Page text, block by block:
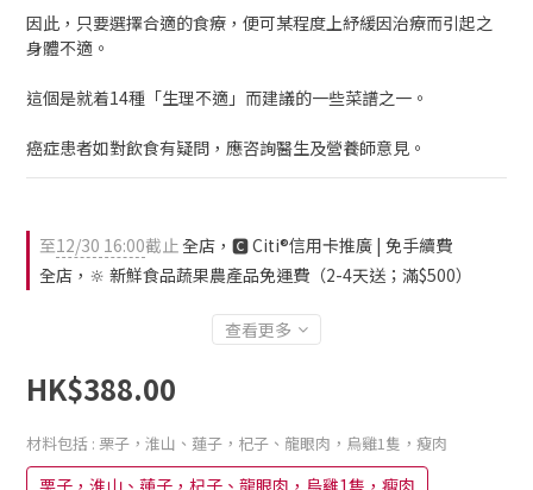
因此，只要選擇合適的食療，便可某程度上紓緩因治療而引起之
身體不適。
這個是就着14種「生理不適」而建議的一些菜譜之一。
癌症患者如對飲食有疑問，應咨詢醫生及營養師意見。
至12/30 16:00截止全店，🅲 Citi®信用卡推廣 | 免手續費
全店，🔆 新鮮食品蔬果農產品免運費（2-4天送；滿$500）
查看更多
HK$388.00
材料包括 : 栗子，淮山、蓮子，杞子、龍眼肉，烏雞1隻，瘦肉
栗子，淮山、蓮子，杞子、龍眼肉，烏雞1隻，瘦肉